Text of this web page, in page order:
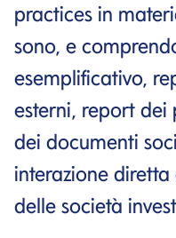
practices in
sono, e
esemplificativo,
esterni, report dei
dei documenti
interazione
delle società